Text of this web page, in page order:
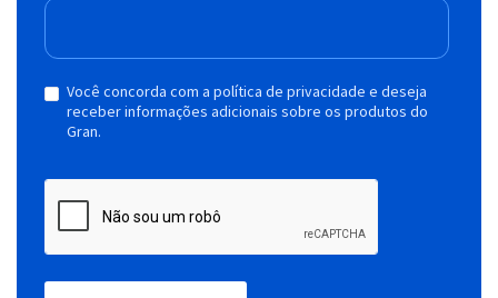
Você concorda com a política de privacidade e deseja
receber informações adicionais sobre os produtos do
Gran.